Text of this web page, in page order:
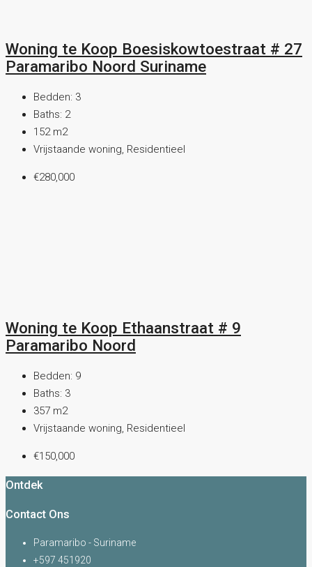
Woning te Koop Boesiskowtoestraat # 27
Paramaribo Noord Suriname
Bedden: 3
Baths: 2
152 m2
Vrijstaande woning, Residentieel
€280,000
Woning te Koop Ethaanstraat # 9
Paramaribo Noord
Bedden: 9
Baths: 3
357 m2
Vrijstaande woning, Residentieel
€150,000
Ontdek
Contact Ons
Paramaribo - Suriname
+597 451920